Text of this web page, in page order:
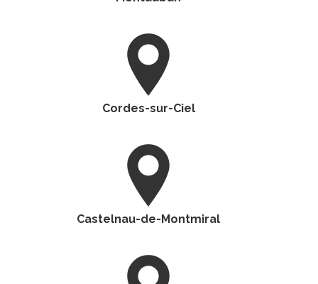
Cordes-sur-Ciel
Castelnau-de-Montmiral